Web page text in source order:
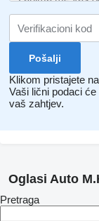
Klikom pristajete
Vaši lični podaci
vaš zahtjev.
Oglasi Auto
Pretraga